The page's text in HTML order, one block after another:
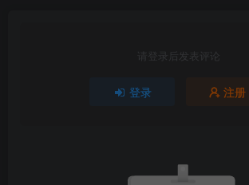
请登录后发表评论
登录 注册